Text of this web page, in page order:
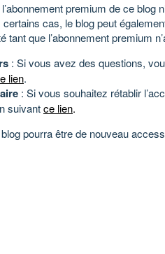
premium de ce blog
cas, le blog peut
tant que l’abonnement premium
: Si vous avez des questions,
lien.
: Si vous souhaitez rétablir
suivantce lien.
pourra être de nouveau